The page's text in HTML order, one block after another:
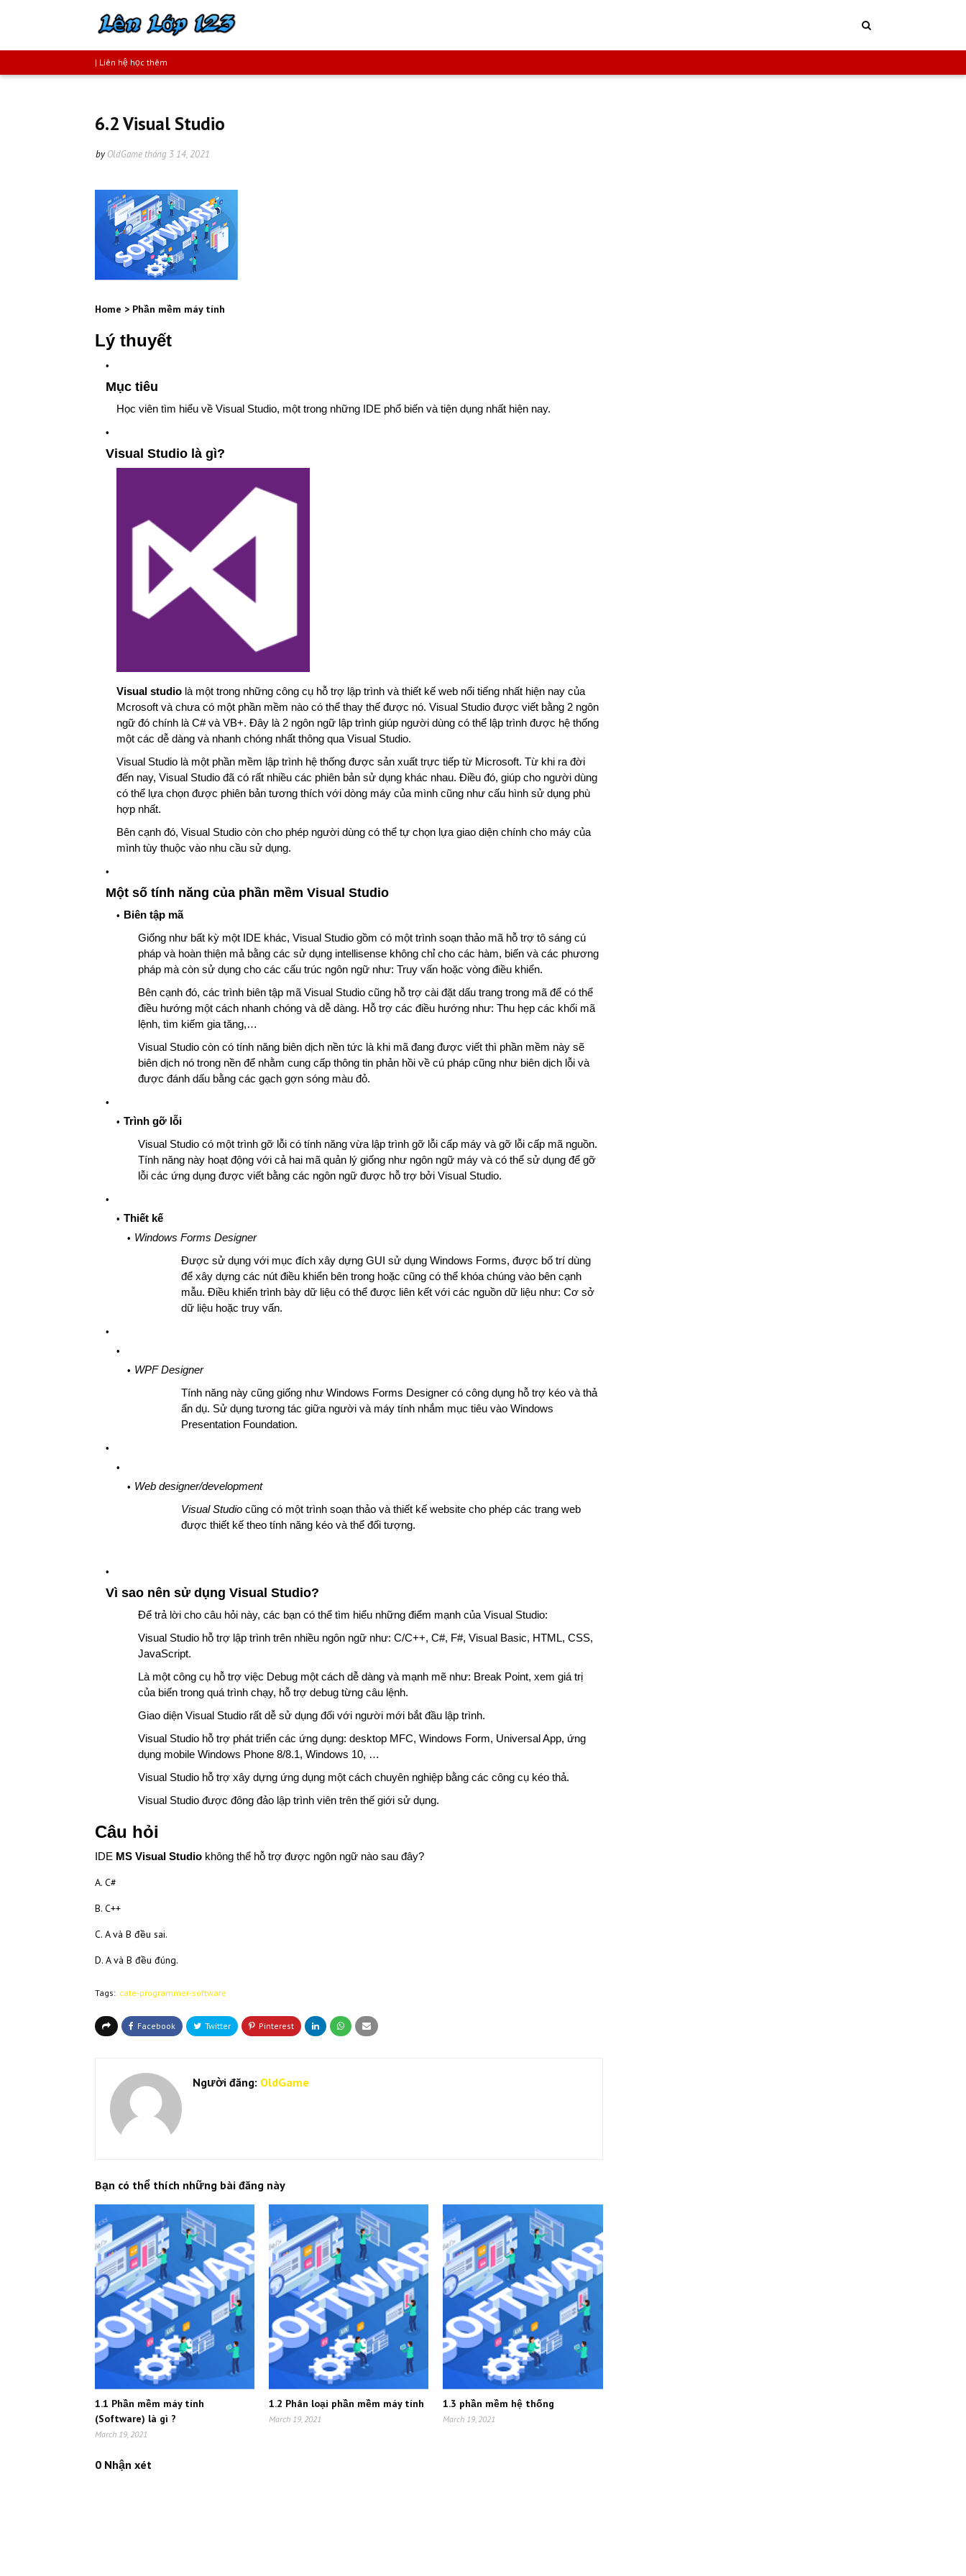
| Liên hệ học thêm
6.2 Visual Studio
by OldGame tháng 3 14, 2021
Home > Phần mềm máy tính
Lý thuyết
Mục tiêu
Học viên tìm hiểu về Visual Studio, một trong những IDE phổ biến và tiện dụng nhất hiện nay.
Visual Studio là gì?
Visual studio là một trong những công cụ hỗ trợ lập trình và thiết kế web nổi tiếng nhất hiện nay của
Mcrosoft và chưa có một phần mềm nào có thể thay thế được nó. Visual Studio được viết bằng 2 ngôn
ngữ đó chính là C# và VB+. Đây là 2 ngôn ngữ lập trình giúp người dùng có thể lập trình được hệ thống
một các dễ dàng và nhanh chóng nhất thông qua Visual Studio.
Visual Studio là một phần mềm lập trình hệ thống được sản xuất trực tiếp từ Microsoft. Từ khi ra đời
đến nay, Visual Studio đã có rất nhiều các phiên bản sử dụng khác nhau. Điều đó, giúp cho người dùng
có thể lựa chọn được phiên bản tương thích với dòng máy của mình cũng như cấu hình sử dụng phù
hợp nhất.
Bên cạnh đó, Visual Studio còn cho phép người dùng có thể tự chọn lựa giao diện chính cho máy của
mình tùy thuộc vào nhu cầu sử dụng.
Một số tính năng của phần mềm Visual Studio
Biên tập mã
Giống như bất kỳ một IDE khác, Visual Studio gồm có một trình soạn thảo mã hỗ trợ tô sáng cú
pháp và hoàn thiện mả bằng các sử dụng intellisense không chỉ cho các hàm, biến và các phương
pháp mà còn sử dụng cho các cấu trúc ngôn ngữ như: Truy vấn hoặc vòng điều khiển.
Bên cạnh đó, các trình biên tập mã Visual Studio cũng hỗ trợ cài đặt dấu trang trong mã để có thể
điều hướng một cách nhanh chóng và dễ dàng. Hỗ trợ các điều hướng như: Thu hẹp các khối mã
lệnh, tìm kiếm gia tăng,…
Visual Studio còn có tính năng biên dịch nền tức là khi mã đang được viết thì phần mềm này sẽ
biên dịch nó trong nền để nhằm cung cấp thông tin phản hồi về cú pháp cũng như biên dịch lỗi và
được đánh dấu bằng các gạch gợn sóng màu đỏ.
Trình gỡ lỗi
Visual Studio có một trình gỡ lỗi có tính năng vừa lập trình gỡ lỗi cấp máy và gỡ lỗi cấp mã nguồn.
Tính năng này hoạt động với cả hai mã quản lý giống như ngôn ngữ máy và có thể sử dụng để gỡ
lỗi các ứng dụng được viết bằng các ngôn ngữ được hỗ trợ bởi Visual Studio.
Thiết kế
Windows Forms Designer
Được sử dụng với mục đích xây dựng GUI sử dụng Windows Forms, được bố trí dùng
để xây dựng các nút điều khiển bên trong hoặc cũng có thể khóa chúng vào bên cạnh
mẫu. Điều khiển trình bày dữ liệu có thể được liên kết với các nguồn dữ liệu như: Cơ sở
dữ liệu hoặc truy vấn.
WPF Designer
Tính năng này cũng giống như Windows Forms Designer có công dụng hỗ trợ kéo và thả
ẩn dụ. Sử dụng tương tác giữa người và máy tính nhắm mục tiêu vào Windows
Presentation Foundation.
Web designer/development
Visual Studio cũng có một trình soạn thảo và thiết kế website cho phép các trang web
được thiết kế theo tính năng kéo và thể đối tượng.
Vì sao nên sử dụng Visual Studio?
Để trả lời cho câu hỏi này, các bạn có thể tìm hiểu những điểm mạnh của Visual Studio:
Visual Studio hỗ trợ lập trình trên nhiều ngôn ngữ như: C/C++, C#, F#, Visual Basic, HTML, CSS,
JavaScript.
Là một công cụ hỗ trợ việc Debug một cách dễ dàng và mạnh mẽ như: Break Point, xem giá trị
của biến trong quá trình chạy, hỗ trợ debug từng câu lệnh.
Giao diện Visual Studio rất dễ sử dụng đối với người mới bắt đầu lập trình.
Visual Studio hỗ trợ phát triển các ứng dụng: desktop MFC, Windows Form, Universal App, ứng
dụng mobile Windows Phone 8/8.1, Windows 10, …
Visual Studio hỗ trợ xây dựng ứng dụng một cách chuyên nghiệp bằng các công cụ kéo thả.
Visual Studio được đông đảo lập trình viên trên thế giới sử dụng.
Câu hỏi
IDE MS Visual Studio không thể hỗ trợ được ngôn ngữ nào sau đây?
A. C#
B. C++
C. A và B đều sai.
D. A và B đều đúng.
Tags: cate-programmer-software
Người đăng: OldGame
Bạn có thể thích những bài đăng này
1.1 Phần mềm máy tính
(Software) là gì ?
March 19, 2021
1.2 Phân loại phần mềm máy tính
March 19, 2021
1.3 phần mềm hệ thống
March 19, 2021
0 Nhận xét